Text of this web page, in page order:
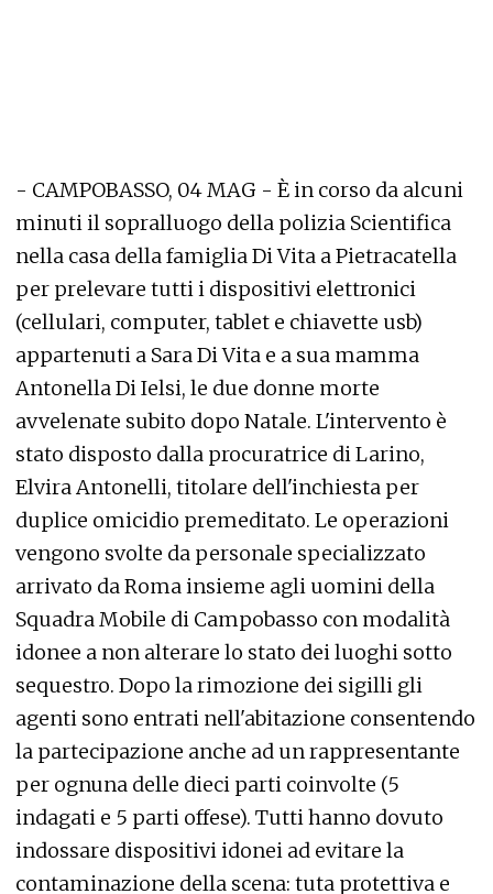
- CAMPOBASSO, 04 MAG - È in corso da alcuni
minuti il sopralluogo della polizia Scientifica
nella casa della famiglia Di Vita a Pietracatella
per prelevare tutti i dispositivi elettronici
(cellulari, computer, tablet e chiavette usb)
appartenuti a Sara Di Vita e a sua mamma
Antonella Di Ielsi, le due donne morte
avvelenate subito dopo Natale. L'intervento è
stato disposto dalla procuratrice di Larino,
Elvira Antonelli, titolare dell'inchiesta per
duplice omicidio premeditato. Le operazioni
vengono svolte da personale specializzato
arrivato da Roma insieme agli uomini della
Squadra Mobile di Campobasso con modalità
idonee a non alterare lo stato dei luoghi sotto
sequestro. Dopo la rimozione dei sigilli gli
agenti sono entrati nell'abitazione consentendo
la partecipazione anche ad un rappresentante
per ognuna delle dieci parti coinvolte (5
indagati e 5 parti offese). Tutti hanno dovuto
indossare dispositivi idonei ad evitare la
contaminazione della scena: tuta protettiva e